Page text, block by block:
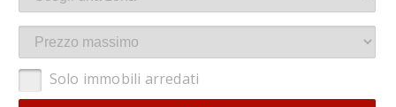
Solo immobili arredati